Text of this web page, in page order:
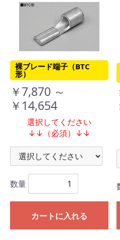
裸ブレード端子（BTC
形）
￥7,870 ～
￥14,654
選択してください
↓↓（必須）↓↓
数量
カートに入れる